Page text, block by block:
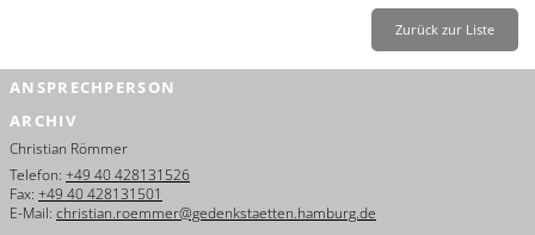
Français
Leichte Sprache
Zurück zur Liste
ANSPRECHPERSON
ARCHIV
Christian Römmer
Telefon: +49 40 428131526
Fax: +49 40 428131501
E-Mail: christian.roemmer@gedenkstaetten.hamburg.de